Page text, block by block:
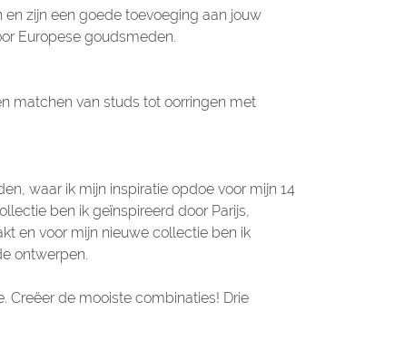
zijn een goede toevoeging aan jouw
Europese goudsmeden.
matchen van studs tot oorringen met
waar ik mijn inspiratie opdoe voor mijn 14
ben ik geïnspireerd door Parijs,
en voor mijn nieuwe collectie ben ik
ontwerpen.
Creëer de mooiste combinaties! Drie